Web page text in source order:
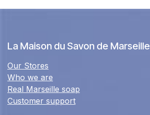
La Maison du Savon de Marseille
Our Stores
Who we are
Real Marseille soap
Customer support